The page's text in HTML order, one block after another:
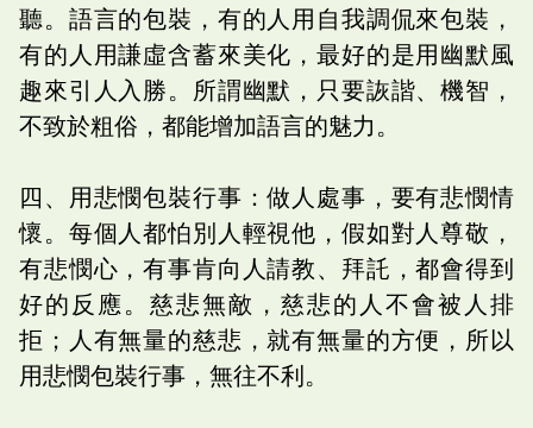
聽。語言的包裝，有的人用自我調侃來包裝，
有的人用謙虛含蓄來美化，最好的是用幽默風
趣來引人入勝。所謂幽默，只要詼諧、機智，
不致於粗俗，都能增加語言的魅力。
四、用悲憫包裝行事：做人處事，要有悲憫情
懷。每個人都怕別人輕視他，假如對人尊敬，
有悲憫心，有事肯向人請教、拜託，都會得到
好的反應。慈悲無敵，慈悲的人不會被人排
拒；人有無量的慈悲，就有無量的方便，所以
用悲憫包裝行事，無往不利。